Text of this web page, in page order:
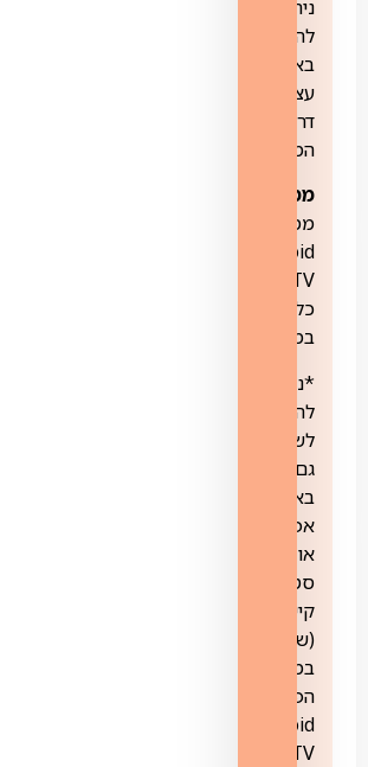
ניתן
להצטרף
באופן
עצמאי
דרך
הממיר
ממיר:
ממירי
Android
TV
כלולים
במחיר
*ניתן
להתחבר
לשירות
גם
באמצעות
אפליקציה
או
סטרימר
קיים
(שתומך
במערכת
הפעלה
Android
TV)